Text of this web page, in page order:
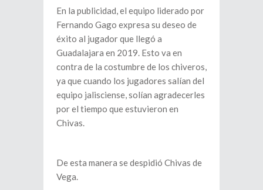
En la publicidad, el equipo liderado por
Fernando Gago expresa su deseo de
éxito al jugador que llegó a
Guadalajara en 2019. Esto va en
contra de la costumbre de los chiveros,
ya que cuando los jugadores salían del
equipo jalisciense, solían agradecerles
por el tiempo que estuvieron en
Chivas.
De esta manera se despidió Chivas de
Vega.